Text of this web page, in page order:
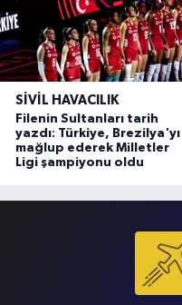
SIVIL HAVACILIK
Filenin Sultanları tarih
yazdı: Türkiye, Brezilya'yı
mağlup ederek Milletler
Ligi şampiyonu oldu